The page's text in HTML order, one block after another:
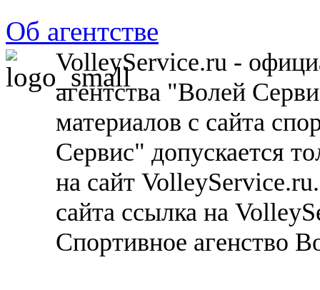
Об агентстве
VolleyService.ru -
агентства "Волей
материалов с сайта
Сервис" допускается
на сайт
сайта ссылка на
Спортивное агенство